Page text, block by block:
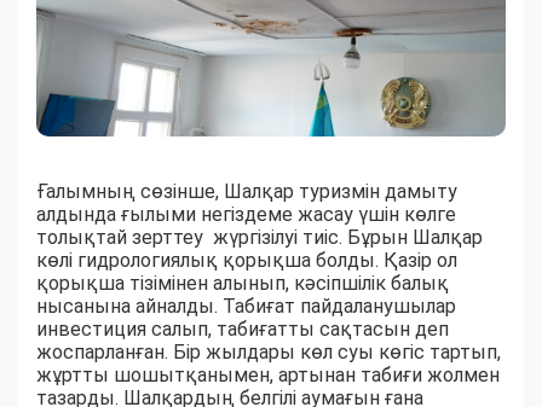
Ғалымның сөзінше, Шалқар туризмін дамыту
алдында ғылыми негіздеме жасау үшін көлге
толықтай зерттеу жүргізілуі тиіс. Бұрын Шалқар
көлі гидрологиялық қорықша болды. Қазір ол
қорықша тізімінен алынып, кәсіпшілік балық
нысанына айналды. Табиғат пайдаланушылар
инвестиция салып, табиғатты сақтасын деп
жоспарланған. Бір жылдары көл суы көгіс тартып,
жұртты шошытқанымен, артынан табиғи жолмен
тазарды. Шалқардың бел­гілі аумағын ғана